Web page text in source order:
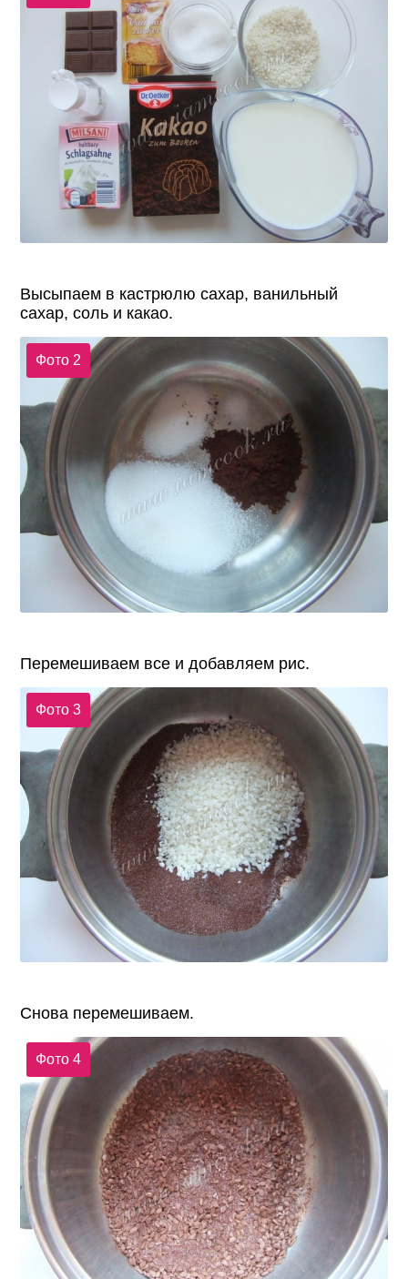
Высыпаем в кастрюлю сахар, ванильный
сахар, соль и какао.
Фото 2
Перемешиваем все и добавляем рис.
Фото 3
Снова перемешиваем.
Фото 4